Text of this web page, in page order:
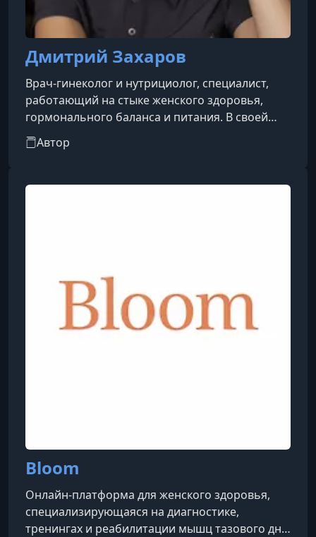
Дмитрий Захаров
Врач-гинеколог и нутрициолог, специалист,
работающий на стыке женского здоровья,
гормонального баланса и питания. В своей
практике он сочетает классическую
медицинскую подготовку с подходами
лечению симптомов, но и поиску первопричин
Автор
Bloom
Онлайн-платформа для женского здоровья,
специализирующаяся на диагностике,
тренингах и реабилитации мышц тазового дна.